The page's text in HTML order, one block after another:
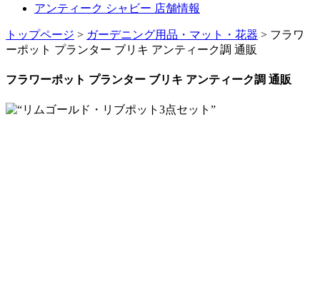
アンティーク シャビー 店舗情報
トップページ > ガーデニング用品・マット・花器 > フラワ
ーポット プランター ブリキ アンティーク調 通販
フラワーポット プランター ブリキ アンティーク調 通販